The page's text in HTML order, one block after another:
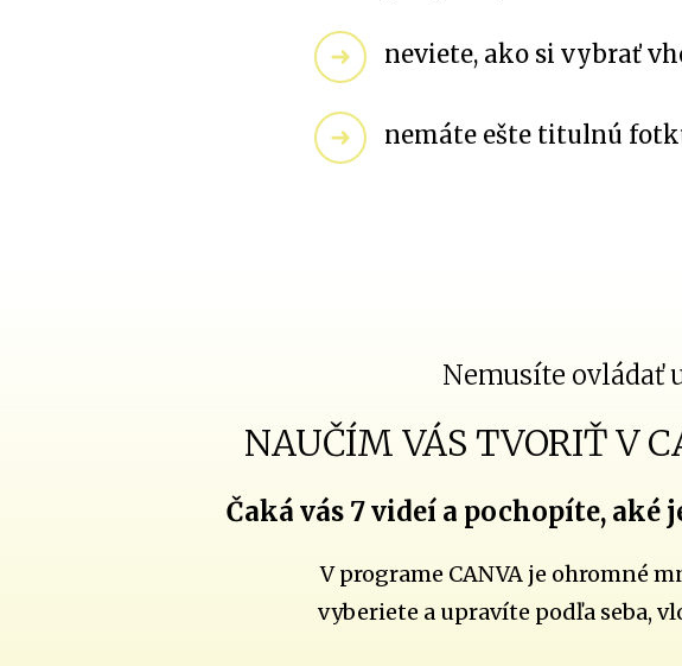
neviete, ako si vybrať
nemáte ešte titulnú
Nemusíte ovládať
NAUČÍM VÁS TVORIŤ V
Čaká vás 7 videí a pochopíte,
V programe CANVA je ohromné
vyberiete a upravíte podľa seba,